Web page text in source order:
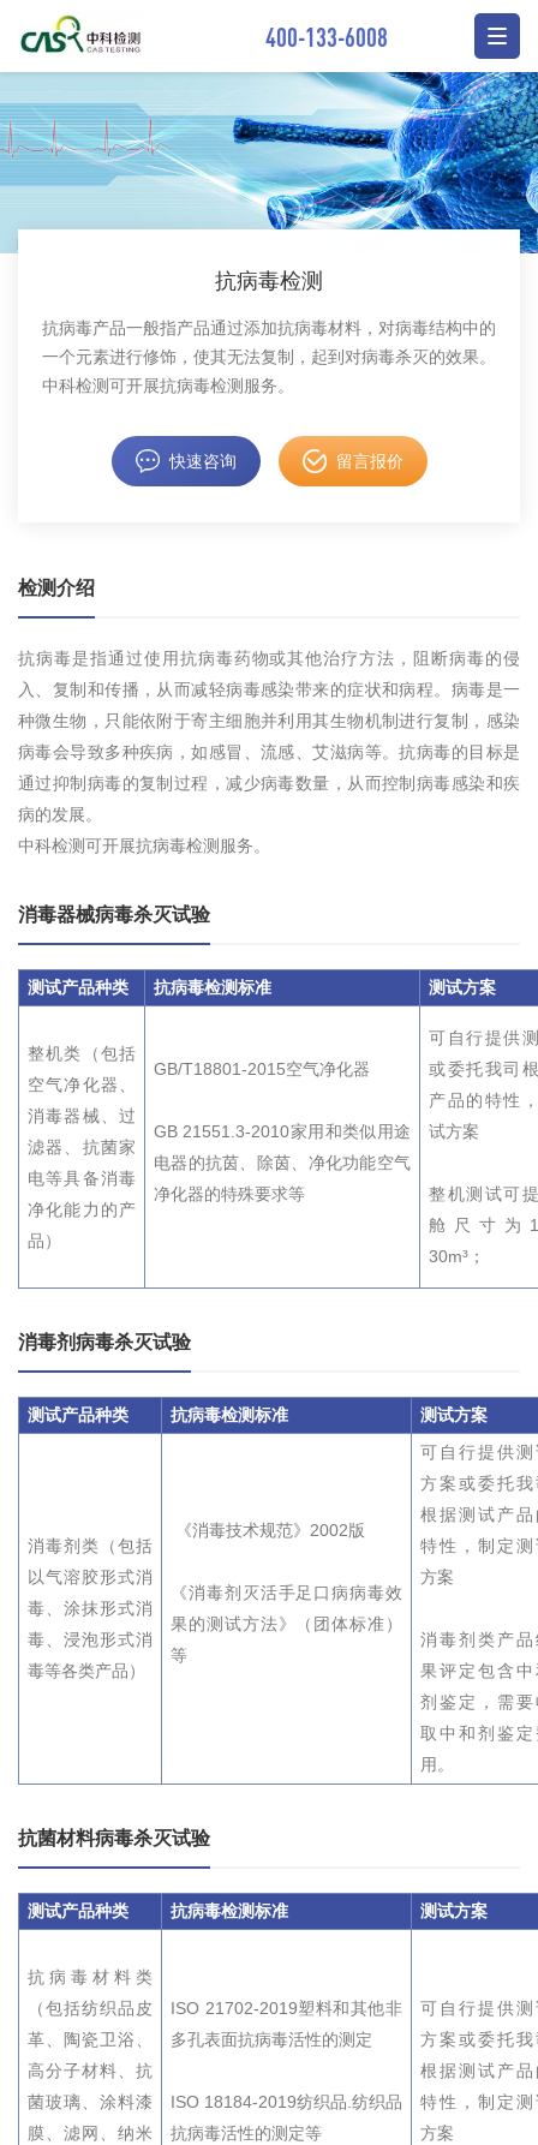
400-133-6008
抗病毒检测
抗病毒产品一般指产品通过添加抗病毒材料，对病毒结构中的
一个元素进行修饰，使其无法复制，起到对病毒杀灭的效果。
中科检测可开展抗病毒检测服务。
快速咨询 留言报价
检测介绍
抗病毒是指通过使用抗病毒药物或其他治疗方法，阻断病毒的侵
入、复制和传播，从而减轻病毒感染带来的症状和病程。病毒是一
种微生物，只能依附于寄主细胞并利用其生物机制进行复制，感染
病毒会导致多种疾病，如感冒、流感、艾滋病等。抗病毒的目标是
通过抑制病毒的复制过程，减少病毒数量，从而控制病毒感染和疾
病的发展。
中科检测可开展抗病毒检测服务。
消毒器械病毒杀灭试验
测试产品种类 抗病毒检测标准 测试方案
整机类（包括
空气净化器、
消毒器械、过
滤器、抗菌家
电等具备消毒
净化能力的产
品）
GB/T18801-2015空气净化器
GB 21551.3-2010家用和类似用途
电器的抗茵、除茵、净化功能空气
净化器的特殊要求等
可自行提供
或委托我司
产品的特性
试方案
整机测试可
舱尺寸为
30m³；
消毒剂病毒杀灭试验
测试产品种类 抗病毒检测标准 测试方案
消毒剂类（包括
以气溶胶形式消
毒、涂抹形式消
毒、浸泡形式消
毒等各类产品）
《消毒技术规范》2002版
《消毒剂灭活手足口病病毒效
果的测试方法》（团体标准）
等
可自行提供测
方案或委托我
根据测试产品
特性，制定测
方案
消毒剂类产品
果评定包含中
剂鉴定，需要
取中和剂鉴定
用。
抗菌材料病毒杀灭试验
测试产品种类 抗病毒检测标准 测试方案
抗病毒材料类
（包括纺织品皮
革、陶瓷卫浴、
高分子材料、抗
菌玻璃、涂料漆
膜、滤网、纳米
ISO 21702-2019塑料和其他非
多孔表面抗病毒活性的测定
ISO 18184-2019纺织品.纺织品
抗病毒活性的测定等
可自行提供测
方案或委托我
根据测试产品
特性，制定测
方案